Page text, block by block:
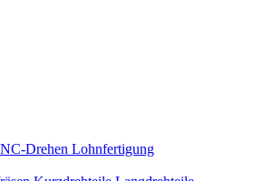
Drehen Lohnfertigung